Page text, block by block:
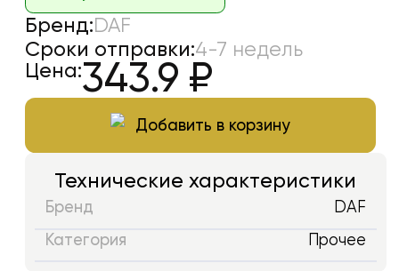
Бренд:DAF
Сроки отправки:4-7 недель
Цена:343.9 ₽
Добавить в корзину
Технические характеристики
Бренд DAF
Категория Прочее